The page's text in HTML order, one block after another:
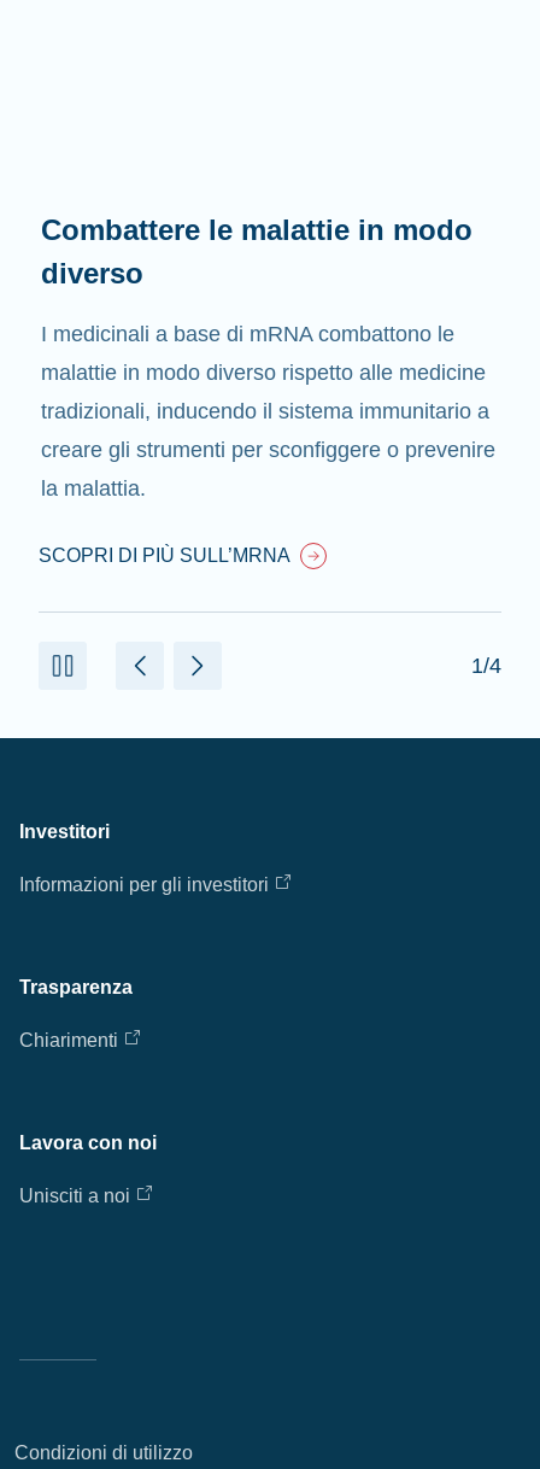
Combattere le malattie in modo
diverso
I medicinali a base di mRNA combattono le
malattie in modo diverso rispetto alle medicine
tradizionali, inducendo il sistema immunitario a
creare gli strumenti per sconfiggere o prevenire
la malattia.
SCOPRI DI PIÙ SULL’MRNA
1/4
Investitori
Informazioni per gli investitori
Trasparenza
Chiarimenti
Lavora con noi
Unisciti a noi
Condizioni di utilizzo